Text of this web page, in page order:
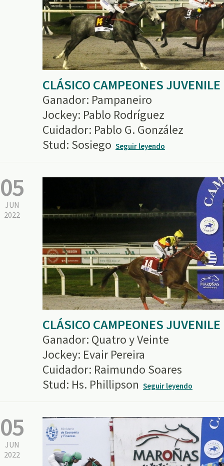
CLÁSICO CAMPEONES JUVENILE
Ganador: Pampaneiro
Jockey: Pablo Rodríguez
Cuidador: Pablo G. González
Stud: Sosiego Seguir leyendo
05
JUN
2022
CLÁSICO CAMPEONES
Ganador: Quatro y Veinte
Jockey: Evair Pereira
Cuidador: Raimundo Soares
Stud: Hs. Phillipson Seguir leyendo
05
JUN
2022